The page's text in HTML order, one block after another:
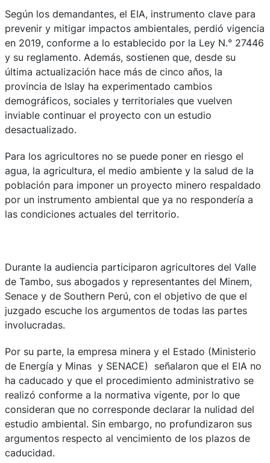
Según los demandantes, el EIA, instrumento clave para
prevenir y mitigar impactos ambientales, perdió vigencia
en 2019, conforme a lo establecido por la Ley N.° 27446
y su reglamento. Además, sostienen que, desde su
última actualización hace más de cinco años, la
provincia de Islay ha experimentado cambios
demográficos, sociales y territoriales que vuelven
inviable continuar el proyecto con un estudio
desactualizado.
Para los agricultores no se puede poner en riesgo el
agua, la agricultura, el medio ambiente y la salud de la
población para imponer un proyecto minero respaldado
por un instrumento ambiental que ya no respondería a
las condiciones actuales del territorio.
Durante la audiencia participaron agricultores del Valle
de Tambo, sus abogados y representantes del Minem,
Senace y de Southern Perú, con el objetivo de que el
juzgado escuche los argumentos de todas las partes
involucradas.
Por su parte, la empresa minera y el Estado (Ministerio
de Energía y Minas y SENACE) señalaron que el EIA no
ha caducado y que el procedimiento administrativo se
realizó conforme a la normativa vigente, por lo que
consideran que no corresponde declarar la nulidad del
estudio ambiental. Sin embargo, no profundizaron sus
argumentos respecto al vencimiento de los plazos de
caducidad.